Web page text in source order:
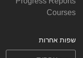
Courses
שפות אחרות